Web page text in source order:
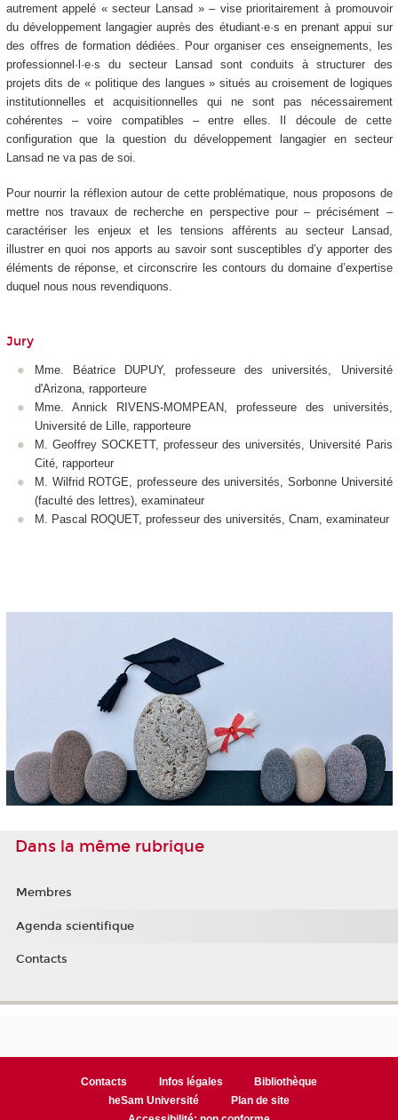
autrement appelé « secteur Lansad » – vise prioritairement à promouvoir
du développement langagier auprès des étudiant·e·s en prenant appui sur
des offres de formation dédiées. Pour organiser ces enseignements, les
professionnel·l·e·s du secteur Lansad sont conduits à structurer des
projets dits de « politique des langues » situés au croisement de logiques
institutionnelles et acquisitionnelles qui ne sont pas nécessairement
cohérentes – voire compatibles – entre elles. Il découle de cette
configuration que la question du développement langagier en secteur
Lansad ne va pas de soi.
Pour nourrir la réflexion autour de cette problématique, nous proposons de
mettre nos travaux de recherche en perspective pour – précisément –
caractériser les enjeux et les tensions afférents au secteur Lansad,
illustrer en quoi nos apports au savoir sont susceptibles d’y apporter des
éléments de réponse, et circonscrire les contours du domaine d’expertise
duquel nous nous revendiquons.
Jury
Mme. Béatrice DUPUY, professeure des universités, Université
d'Arizona, rapporteure
Mme. Annick RIVENS-MOMPEAN, professeure des universités,
Université de Lille, rapporteure
M. Geoffrey SOCKETT, professeur des universités, Université Paris
Cité, rapporteur
M. Wilfrid ROTGE, professeure des universités, Sorbonne Université
(faculté des lettres), examinateur
M. Pascal ROQUET, professeur des universités, Cnam, examinateur
Dans la même rubrique
Membres
Agenda scientifique
Contacts
Contacts Infos légales
Bibliothèque
heSam Université
Plan de site